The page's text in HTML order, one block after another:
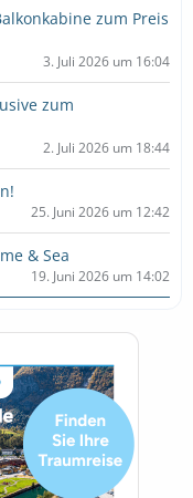
zum Preis
3. Juli 2026 um 16:04
zum
2. Juli 2026 um 18:44
25. Juni 2026 um 12:42
& Sea
19. Juni 2026 um 14:02